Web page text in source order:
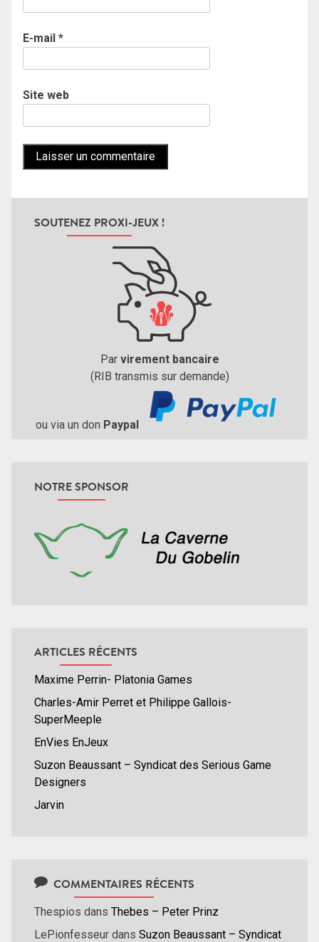
E-mail *
Site web
SOUTENEZ PROXI-JEUX !
Par virement bancaire
(RIB transmis sur demande)
ou via un don Paypal
NOTRE SPONSOR
ARTICLES RÉCENTS
Maxime Perrin- Platonia Games
Charles-Amir Perret et Philippe Gallois-
SuperMeeple
EnVies EnJeux
Suzon Beaussant – Syndicat des Serious Game
Designers
Jarvin
COMMENTAIRES RÉCENTS
Thespios dans Thebes – Peter Prinz
LePionfesseur dans Suzon Beaussant – Syndicat